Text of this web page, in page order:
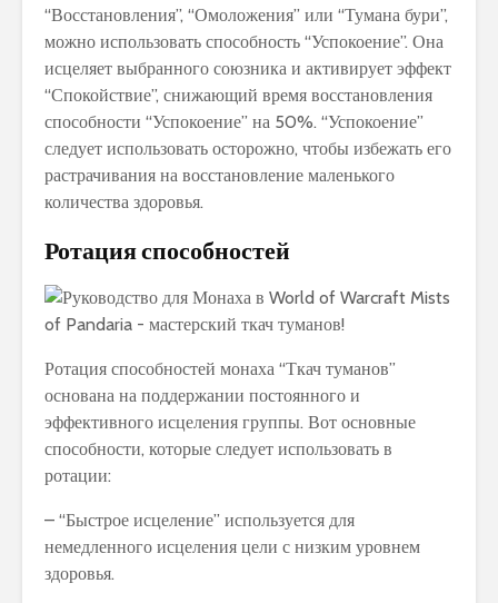
“Восстановления”, “Омоложения” или “Тумана бури”,
можно использовать способность “Успокоение”. Она
исцеляет выбранного союзника и активирует эффект
“Спокойствие”, снижающий время восстановления
способности “Успокоение” на 50%. “Успокоение”
следует использовать осторожно, чтобы избежать его
растрачивания на восстановление маленького
количества здоровья.
Ротация способностей
Ротация способностей монаха “Ткач туманов”
основана на поддержании постоянного и
эффективного исцеления группы. Вот основные
способности, которые следует использовать в
ротации:
– “Быстрое исцеление” используется для
немедленного исцеления цели с низким уровнем
здоровья.